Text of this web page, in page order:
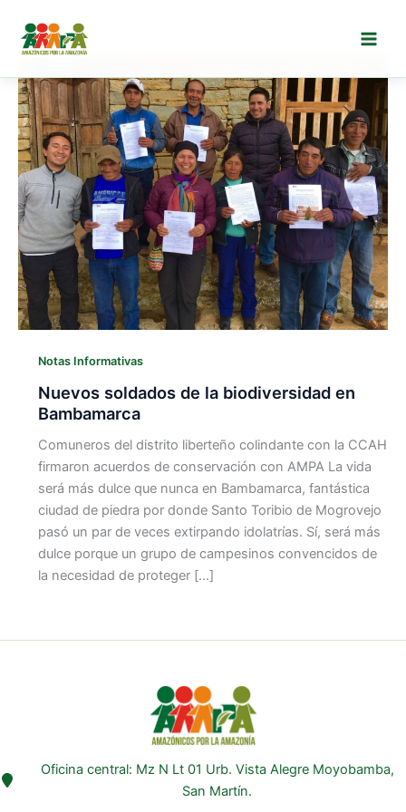
contenido
Notas Informativas
Nuevos soldados de la biodiversidad en
Bambamarca
Comuneros del distrito liberteño colindante con la CCAH
firmaron acuerdos de conservación con AMPA La vida
será más dulce que nunca en Bambamarca, fantástica
ciudad de piedra por donde Santo Toribio de Mogrovejo
pasó un par de veces extirpando idolatrías. Sí, será más
dulce porque un grupo de campesinos convencidos de
la necesidad de proteger […]
Oficina central: Mz N Lt 01 Urb. Vista Alegre Moyobamba,
San Martín.